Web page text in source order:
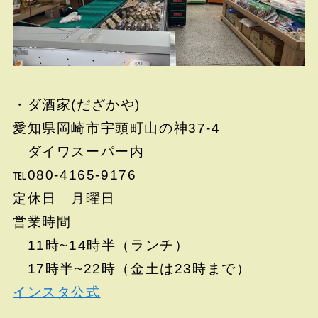
・ダ酒家(だざかや)
愛知県岡崎市宇頭町山の神37-4
ダイワスーパー内
℡080-4165-9176
定休日 月曜日
営業時間
11時~14時半（ランチ）
17時半~22時（金土は23時まで）
インスタ公式